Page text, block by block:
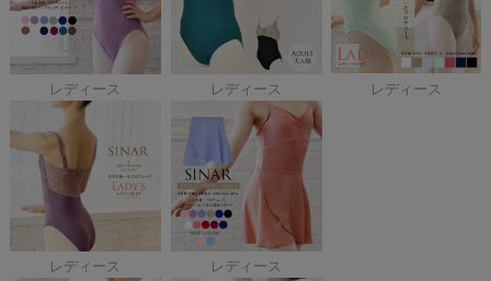
レディース レディース レディース
レディース レディース